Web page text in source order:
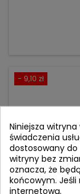
- 9,10 zł
Niniejsza
świadczenia
dostosowany do
witryny bez
oznacza, że
końcowym.
internetową.